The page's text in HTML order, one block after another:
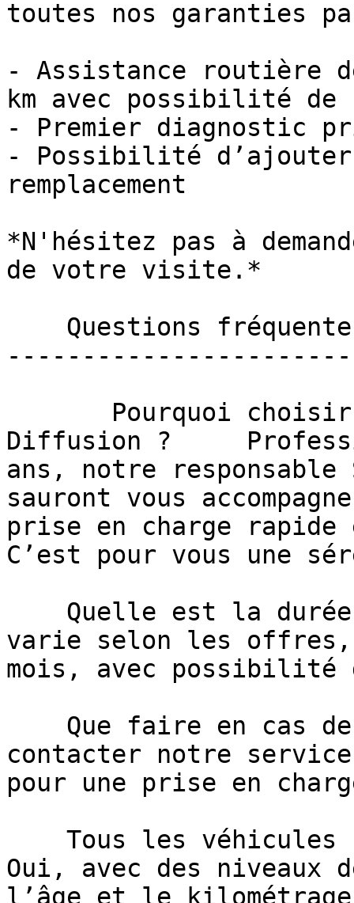
toutes nos garanties
- Assistance routière
km avec possibilité de
- Premier diagnostic
- Possibilité d’ajouter
remplacement
*N'hésitez pas à
de votre visite.*
Diffusion ?
ans, notre responsable
sauront vous
prise en charge rapide
C’est pour vous une
varie selon les offres,
mois, avec possibilité
contacter notre
pour une prise en
Oui, avec des niveaux
l’âge et le